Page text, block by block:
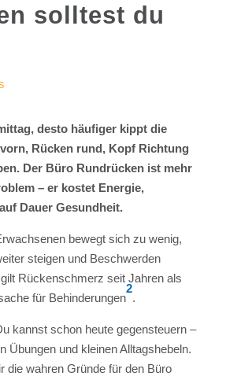
solltest du
desto häufiger kippt die
Rücken rund, Kopf Richtung
Der Büro Rundrücken ist mehr
– er kostet Energie,
Dauer Gesundheit.
bewegt sich zu wenig,
steigen und Beschwerden
Rückenschmerz seit Jahren als
für Behinderungen
2
.
kannst schon heute gegensteuern –
Übungen und kleinen Alltagshebeln.
die wahren Gründe für den Büro